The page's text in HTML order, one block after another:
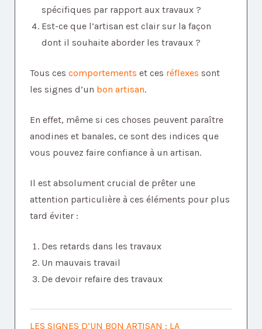
spécifiques par rapport aux travaux ?
Est-ce que l’artisan est clair sur la façon
dont il souhaite aborder les travaux ?
Tous ces comportements et ces réflexes sont
les signes d’un bon artisan.
En effet, même si ces choses peuvent paraître
anodines et banales, ce sont des indices que
vous pouvez faire confiance à un artisan.
Il est absolument crucial de prêter une
attention particulière à ces éléments pour plus
tard éviter :
Des retards dans les travaux
Un mauvais travail
De devoir refaire des travaux
LES SIGNES D’UN BON ARTISAN : LA